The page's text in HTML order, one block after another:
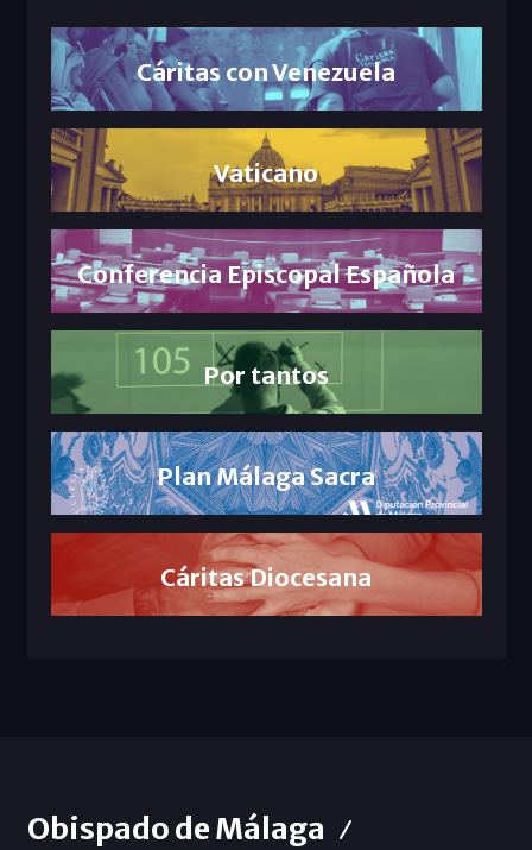
Cáritas con Venezuela
Vaticano
Conferencia Episcopal Española
Por tantos
Plan Málaga Sacra
Cáritas Diocesana
Obispado de Málaga